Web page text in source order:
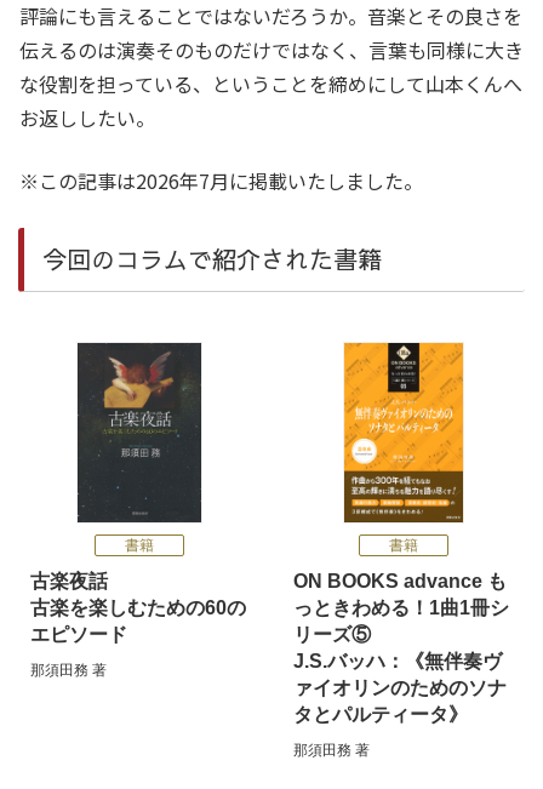
評論にも言えることではないだろうか。音楽とその良さを
伝えるのは演奏そのものだけではなく、言葉も同様に大き
な役割を担っている、ということを締めにして山本くんへ
お返ししたい。
※この記事は2026年7月に掲載いたしました。
今回のコラムで紹介された書籍
書籍
古楽夜話
古楽を楽しむための60の
エピソード
那須田務 著
書籍
ON BOOKS advance も
っときわめる！1曲1冊シ
リーズ⑤
J.S.バッハ：《無伴奏ヴ
ァイオリンのためのソナ
タとパルティータ》
那須田務 著